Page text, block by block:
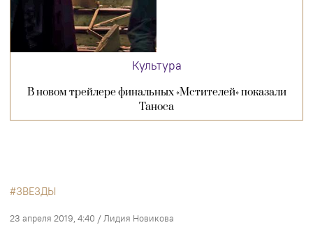
Культура
В новом трейлере финальных «Мстителей» показали
Таноса
ЗВЕЗДЫ
23 апреля 2019, 4:40 /Лидия Новикова